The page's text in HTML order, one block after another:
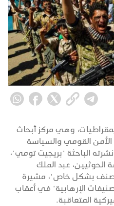
وهي مركز أبحاث
القومي والسياسة
الباحثة "بريجيت تومي"،
الحوثيين، عبد الملك
مصنف بشكل خاص"، مشيرة
الإرهابية" في أعقاب
المتعاقبة.